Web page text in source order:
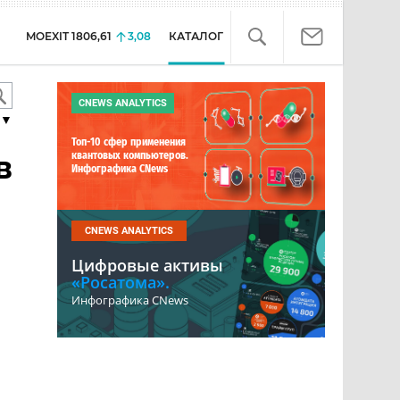
MOEXIT 1806,61 3,08 КАТАЛОГ
CNEWS ANALYTICS
Топ-10 сфер применения
квантовых компьютеров.
Инфографика CNews
CNEWS ANALYTICS
Цифровые активы
«Росатома».
Инфографика CNews